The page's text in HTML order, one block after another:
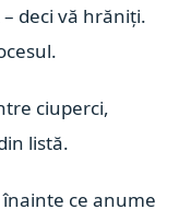
– deci vă hrăniți.
ciuperci,
listă.
înainte ce anume